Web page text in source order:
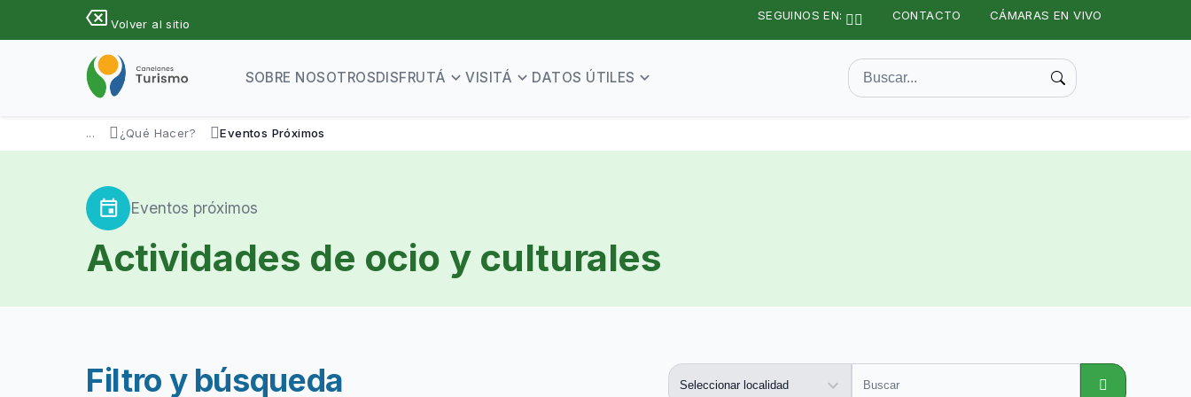
contenido
backspace Volver al sitio
SEGUINOS EN: CONTACTO CÁMARAS EN VIVO
SOBRE NOSOTROSDISFRUTÁ VISITÁ DATOS ÚTILES
... ¿Qué Hacer? Eventos Próximos
event Eventos próximos
Actividades de ocio y culturales
Filtro y búsqueda